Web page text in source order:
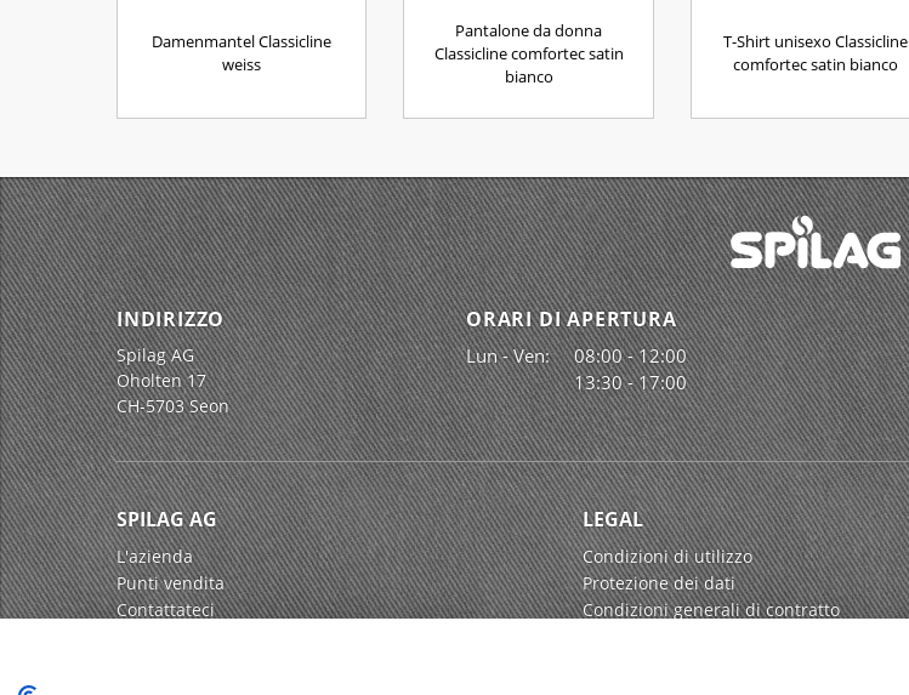
Damenmantel Classicline
weiss
Pantalone da donna
Classicline comfortec satin
bianco
T-Shirt unisexo Classicline
comfortec satin bianco
INDIRIZZO
Spilag AG
Oholten 17
CH-5703 Seon
ORARI DI APERTURA
Lun - Ven:
08:00 - 12:00
13:30 - 17:00
SPILAG AG
L'azienda
Punti vendita
Contattateci
LEGAL
Condizioni di utilizzo
Protezione dei dati
Condizioni generali di contratto